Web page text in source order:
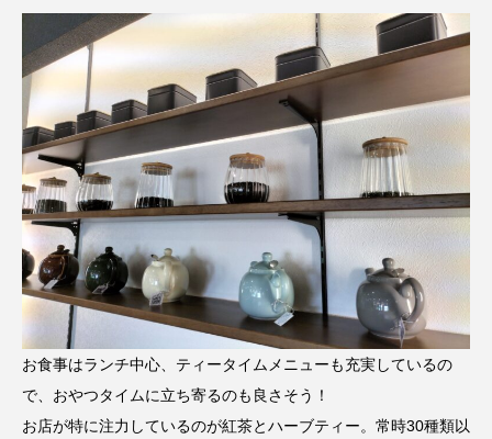
お食事はランチ中心、ティータイムメニューも充実しているの
で、おやつタイムに立ち寄るのも良さそう！
お店が特に注力しているのが紅茶とハーブティー。常時30種類以